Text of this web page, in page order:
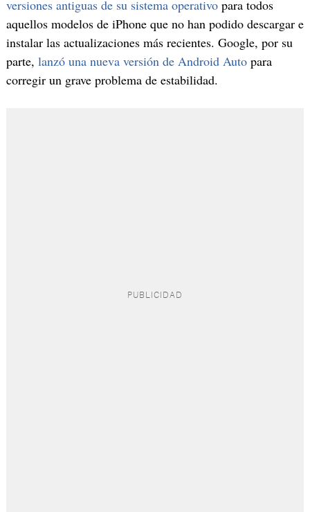
versiones antiguas de su sistema operativopara todos
aquellos modelos de iPhone que no han podido descargar e
instalar las actualizaciones más recientes. Google, por su
parte, lanzó una nueva versión de Android Autopara
corregir un grave problema de estabilidad.